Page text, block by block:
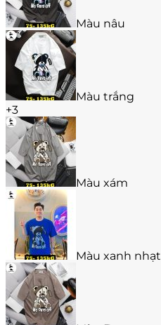
trang
sản
phẩm
Màu nâu
Màu trắng
+3
Màu xám
Màu xanh nhạt